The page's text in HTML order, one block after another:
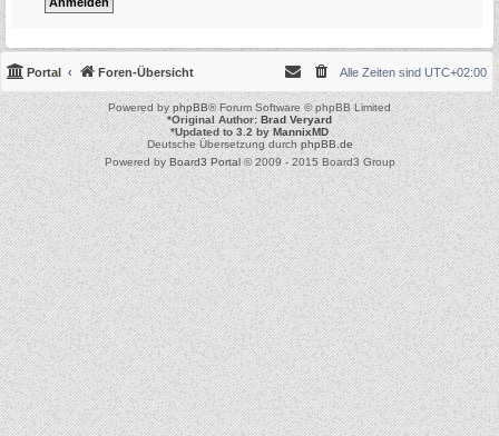
Portal Foren-Übersicht Alle Zeiten sind UTC+02:00
Powered byphpBB® Forum Software © phpBB Limited
*Original Author:Brad Veryard
*Updated to 3.2 byMannixMD
Deutsche Übersetzung durchphpBB.de
Powered byBoard3 Portal© 2009 - 2015 Board3 Group